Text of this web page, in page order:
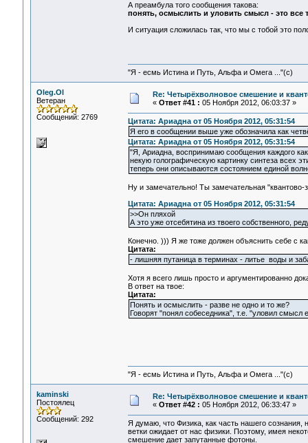
А преамбула того сообщения такова:
понять, осмыслить и уловить смысл - это все
И ситуация сложилась так, что мы с тобой это
"Я - есмь Истина и Путь, Альфа и Омега ..."(с)
Oleg.Ol
Ветеран
Сообщений: 2769
Re: Четырёхволновое смешение и
« Ответ #41 : 05 Ноября 2012, 06:03:37 »
Цитата: Ариадна от 05 Ноября 2012, 05:31:54
Я его в сообщении выше уже обозначила как
Цитата: Ариадна от 05 Ноября 2012, 05:31:54
"Я, Ариадна, воспринимаю сообщения каждого
некую голографическую картинку синтеза всех
теперь они описываются состоянием единой
Ну и замечательно! Ты замечательная
Цитата: Ариадна от 05 Ноября 2012, 05:31:54
>>Он пляхой
А это уже отсебятина из твоего собственного,
Конечно. ))) Я же тоже должен объяснить себе с
Цитата:
- лишняя путаница в терминах - литье воды и
Хотя я всего лишь просто и аргументированно
В ответ на твое:
Цитата:
Понять и осмыслить - разве не одно и то же?
Говорят "понял собеседника", т.е. "уловил смысл
"Я - есмь Истина и Путь, Альфа и Омега ..."(с)
kaminski
Постоялец
Сообщений: 292
Re: Четырёхволновое смешение и
« Ответ #42 : 05 Ноября 2012, 06:33:47 »
Я думаю, что Физика, как часть нашего
ветки ожидает от нас физики. Поэтому, имея
смешение дает запутанные фотоны.